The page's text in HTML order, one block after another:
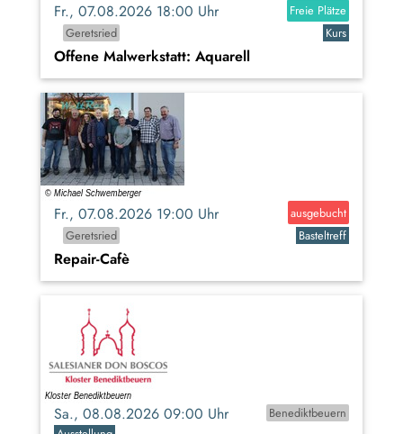
Fr., 07.08.2026 18:00 Uhr
Freie Plätze
Geretsried
Kurs
Offene Malwerkstatt: Aquarell
Fr., 07.08.2026 19:00 Uhr
ausgebucht
Geretsried
Basteltreff
Repair-Cafè
Sa., 08.08.2026 09:00 Uhr
Benediktbeuern